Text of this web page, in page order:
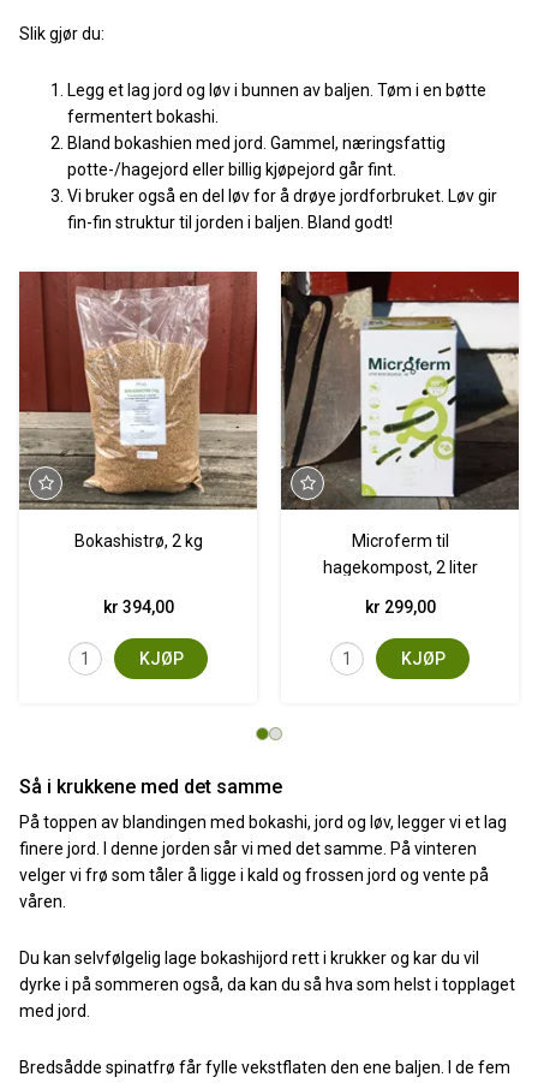
Slik gjør du:
Legg et lag jord og løv i bunnen av baljen. Tøm i en bøtte
fermentert bokashi.
Bland bokashien med jord. Gammel, næringsfattig
potte-/hagejord eller billig kjøpejord går fint.
Vi bruker også en del løv for å drøye jordforbruket. Løv gir
fin-fin struktur til jorden i baljen. Bland godt!
Bokashistrø, 2 kg
kr 394,00
KJØP
Microferm til
hagekompost, 2 liter
kr 299,00
KJØP
Så i krukkene med det samme
På toppen av blandingen med bokashi, jord og løv, legger vi et lag
finere jord. I denne jorden sår vi med det samme. På vinteren
velger vi frø som tåler å ligge i kald og frossen jord og vente på
våren.
Du kan selvfølgelig lage bokashijord rett i krukker og kar du vil
dyrke i på sommeren også, da kan du så hva som helst i topplaget
med jord.
Bredsådde spinatfrø får fylle vekstflaten den ene baljen. I de fem